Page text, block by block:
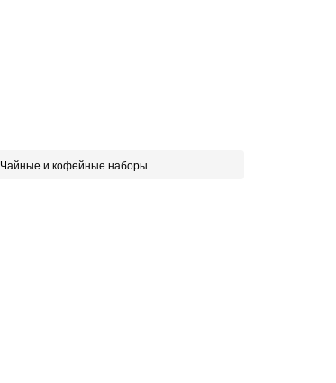
Чайные и кофейные наборы